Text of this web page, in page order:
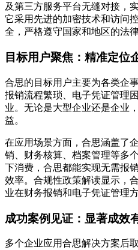
及第三方服务平台无缝对接，
它采用先进的加密技术和访问
全，严格遵守国家和地区的法
目标用户聚焦：精准定位
合思的目标用户主要为各类企
报销流程繁琐、电子凭证管理
业。无论是大型企业还是企业
益。
在应用场景方面，合思涵盖了
销、财务核算、档案管理等多
下消费，合思都能实现无需报
效率。合规性政策解读显示，
业在财务报销和电子凭证管理
成功案例见证：显著成效
多个企业应用合思解决方案后